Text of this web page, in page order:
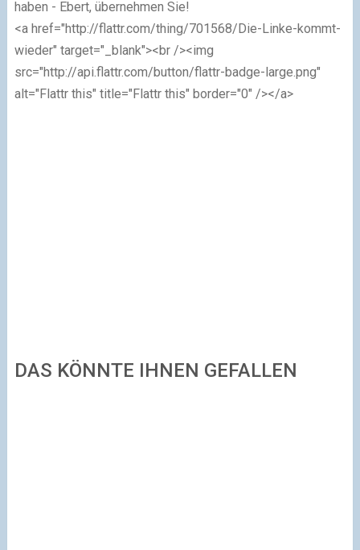
haben - Ebert, übernehmen Sie!
<a href="http://flattr.com/thing/701568/Die-Linke-kommt-
wieder" target="_blank"><br /><img
src="http://api.flattr.com/button/flattr-badge-large.png"
alt="Flattr this" title="Flattr this" border="0" /></a>
DAS KÖNNTE IHNEN GEFALLEN